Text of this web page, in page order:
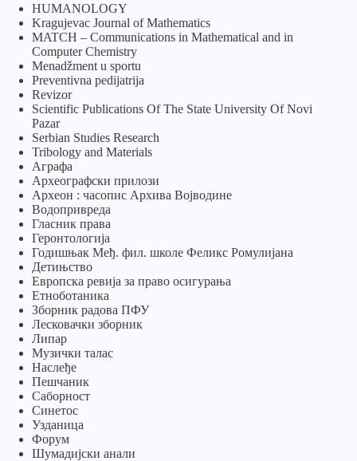
HUMANOLOGY
Kragujevac Journal of Mathematics
MATCH – Communications in Mathematical and in
Computer Chemistry
Menadžment u sportu
Preventivna pedijatrija
Revizor
Scientific Publications Of The State University Of Novi
Pazar
Serbian Studies Research
Tribology and Materials
Аграфа
Археографски прилози
Археон : часопис Архива Војводине
Водопривреда
Гласник права
Геронтологија
Годишњак Међ. фил. школе Феликс Ромулијана
Детињство
Европска ревија за право осигурања
Eтноботаника
Зборник радова ПФУ
Лесковачки зборник
Липар
Музички талас
Наслеђе
Пешчаник
Саборност
Синетос
Узданица
Форум
Шумадијски анали